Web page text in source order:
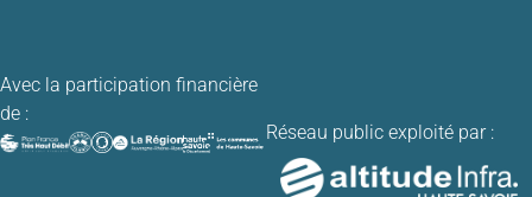
Avec la participation financière
de :
Réseau public exploité par :